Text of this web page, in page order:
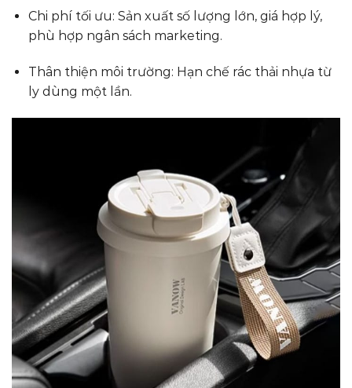
Chi phí tối ưu: Sản xuất số lượng lớn, giá hợp lý,
phù hợp ngân sách marketing.
Thân thiện môi trường: Hạn chế rác thải nhựa từ
ly dùng một lần.